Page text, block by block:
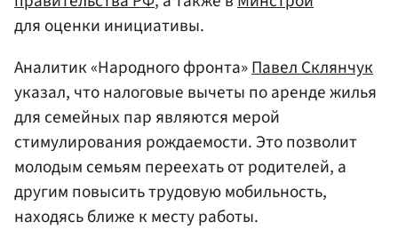
для оценки инициативы.
Аналитик «Народного фронта»Павел Склянчук
указал, что налоговые вычеты по аренде жилья
для семейных пар являются мерой
стимулирования рождаемости. Это позволит
молодым семьям переехать от родителей, а
другим повысить трудовую мобильность,
находясь ближе к месту работы.